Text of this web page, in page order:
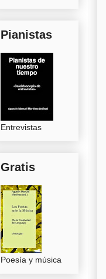
Pianistas
Entrevistas
Gratis
Poesía y música